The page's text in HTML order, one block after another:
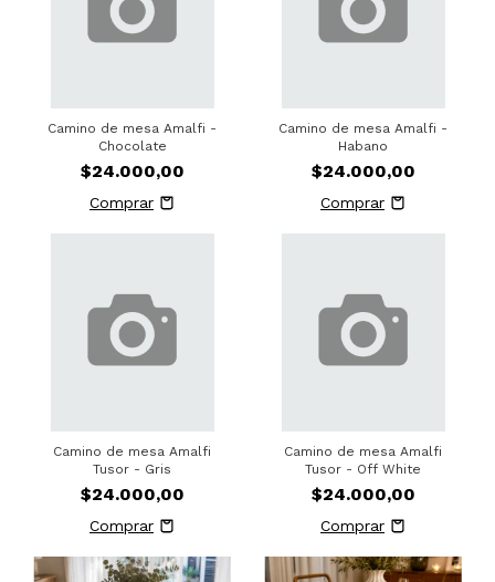
Camino de mesa Amalfi -
Chocolate
$24.000,00
Camino de mesa Amalfi -
Habano
$24.000,00
Camino de mesa Amalfi
Tusor - Gris
$24.000,00
Camino de mesa Amalfi
Tusor - Off White
$24.000,00